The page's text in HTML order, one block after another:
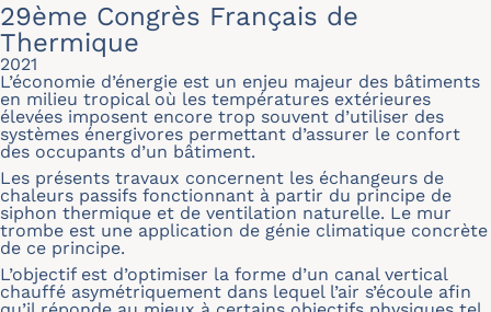
29ème Congrès Français de
Thermique
2021
L’économie d’énergie est un enjeu majeur des bâtiments
en milieu tropical où les températures extérieures
élevées imposent encore trop souvent d’utiliser des
systèmes énergivores permettant d’assurer le confort
des occupants d’un bâtiment.
Les présents travaux concernent les échangeurs de
chaleurs passifs fonctionnant à partir du principe de
siphon thermique et de ventilation naturelle. Le mur
trombe est une application de génie climatique concrète
de ce principe.
L’objectif est d’optimiser la forme d’un canal vertical
chauffé asymétriquement dans lequel l’air s’écoule afin